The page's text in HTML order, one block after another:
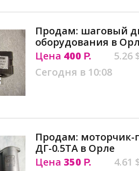
Продам: шаговый
оборудования в
Цена 400 Р.
5.26
Сегодня в 10:08
Продам: моторчик-
ДГ-0.5ТА в Орле
Цена 350 Р.
4.61